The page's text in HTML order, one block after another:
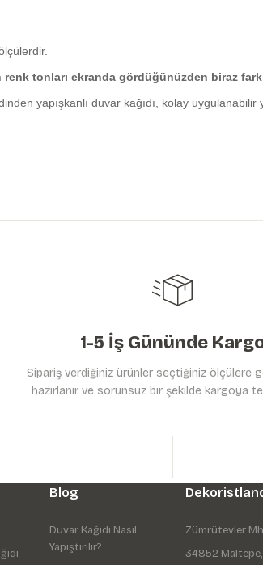
renk tonları ekranda gördüğünüzden biraz
yapışkanlı duvar kağıdı, kolay
Gönder
1-5 İş Gününde
Sipariş verdiğiniz ürünler seçtiğiniz ölçülere
hazırlanır ve sorunsuz bir şekilde kargoya
Blog
Duvar Kağıdı Nasıl
Yapıştırılır?
Zümrütevler
34852